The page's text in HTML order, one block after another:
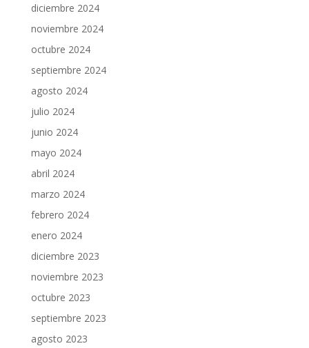
diciembre 2024
noviembre 2024
octubre 2024
septiembre 2024
agosto 2024
julio 2024
junio 2024
mayo 2024
abril 2024
marzo 2024
febrero 2024
enero 2024
diciembre 2023
noviembre 2023
octubre 2023
septiembre 2023
agosto 2023